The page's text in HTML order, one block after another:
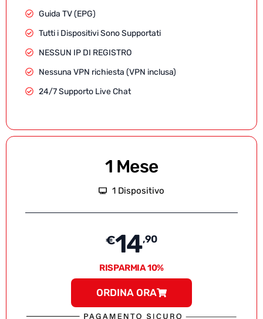
Guida TV (EPG)
Tutti i Dispositivi Sono Supportati
NESSUN IP DI REGISTRO
Nessuna VPN richiesta (VPN inclusa)
24/7 Supporto Live Chat
1 Mese
1 Dispositivo
€14,90
RISPARMIA 10%
ORDINA ORA